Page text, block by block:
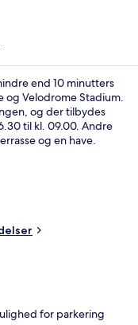
end 10 minutters
og Velodrome Stadium.
og der tilbydes
til kl. 09.00. Andre
og en have.
og Jules Guesde
for parkering